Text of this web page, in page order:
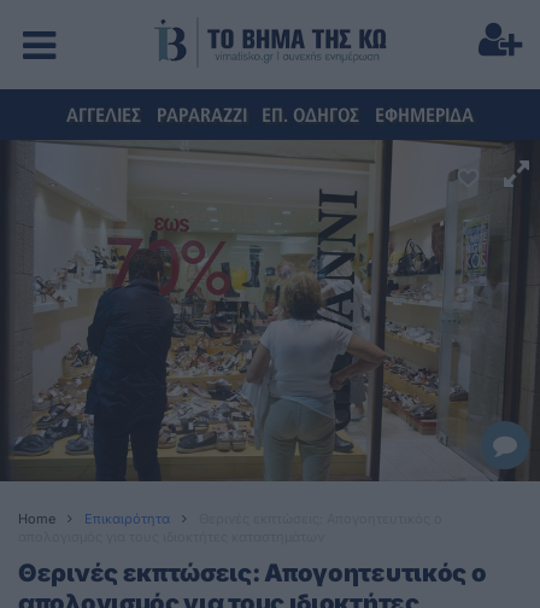
ΑΓΓΕΛΙΕΣ PAPARAZZI ΕΠ. ΟΔΗΓΟΣ ΕΦΗΜΕΡΙΔΑ
Home Επικαιρότητα
Θερινές εκπτώσεις: Απογοητευτικός ο